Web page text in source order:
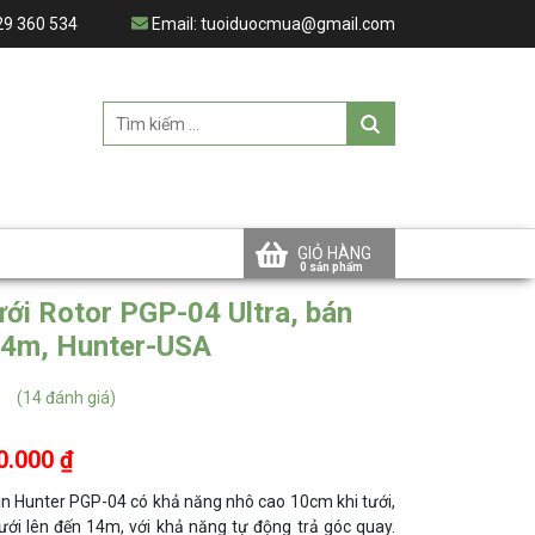
Email: tuoiduocmua@gmail.com
360 534
GIỎ HÀNG
Rotor PGP-04 Ultra, bán
Hunter-USA
(14đánh giá)
₫
Hunter PGP-04 có khả năng nhô cao 10cm khi tưới,
lên đến 14m, với khả năng tự động trả góc quay.